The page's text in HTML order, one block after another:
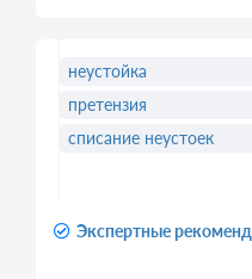
Экспертные
неустойка
претензия
списание неустоек